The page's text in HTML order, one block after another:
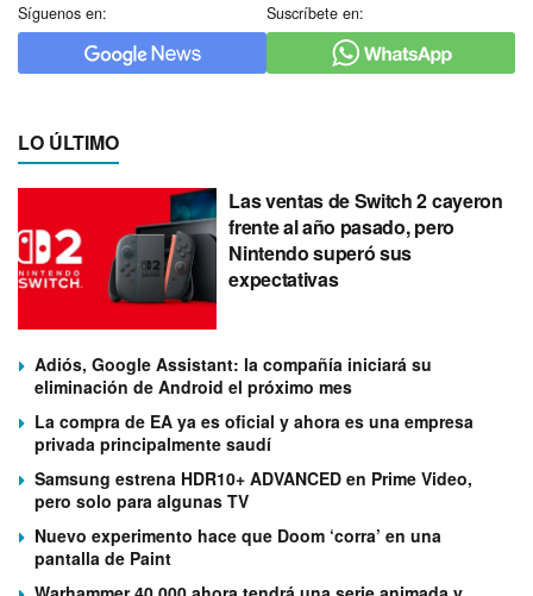
Síguenos en: Suscríbete en:
LO ÚLTIMO
Las ventas de Switch 2 cayeron
frente al año pasado, pero
Nintendo superó sus
expectativas
Adiós, Google Assistant: la compañía iniciará su
eliminación de Android el próximo mes
La compra de EA ya es oficial y ahora es una empresa
privada principalmente saudí
Samsung estrena HDR10+ ADVANCED en Prime Video,
pero solo para algunas TV
Nuevo experimento hace que Doom ‘corra’ en una
pantalla de Paint